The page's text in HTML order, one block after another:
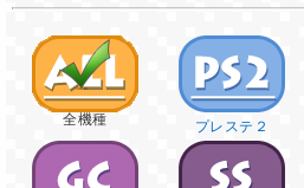
全機種 プレステ２